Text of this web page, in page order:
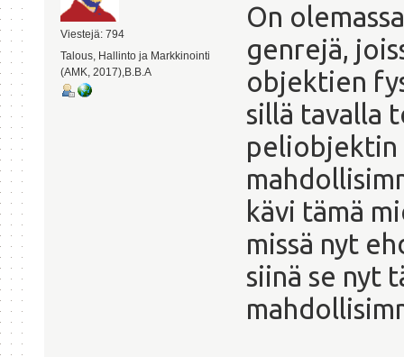
Viestejä: 794
Talous, Hallinto ja Markkinointi
(AMK, 2017),B.B.A
On
genrejä,
objektien
sillä tavalla
peliobjektin
kävi tämä
missä nyt
siinä se nyt